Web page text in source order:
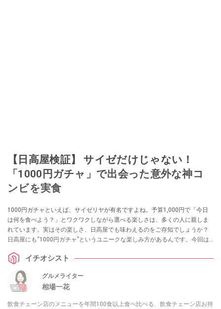
【日高屋検証】 サイゼだけじゃない！
「1000円ガチャ」で出会った意外な神コ
ンビを実食
1000円ガチャといえば、サイゼリヤが有名ですよね。予算1,000円で「今日
は何を食べよう？」とワクワクしながら選べる楽しさは、多くの人に親しま
れています。実はその楽しさ、日高屋でも味わえるのをご存知でしょうか？
日高屋にも“1000円ガチャ”というユニークな楽しみ方があるんです。今回は
を注文してみました。
イチオシスト
グルメライター
相場一花
飲食チェーン店のメニューを年間100食以上食べ比べる、飲食チェーン店お持